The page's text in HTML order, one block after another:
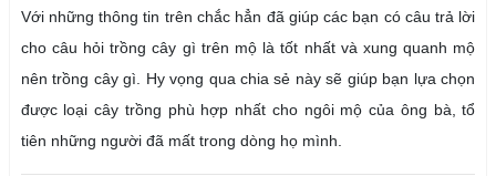
Với những thông tin trên chắc hẳn đã giúp các bạn có câu trả lời
cho câu hỏi trồng cây gì trên mộ là tốt nhất và xung quanh mộ
nên trồng cây gì. Hy vọng qua chia sẻ này sẽ giúp bạn lựa chọn
được loại cây trồng phù hợp nhất cho ngôi mộ của ông bà, tổ
tiên những người đã mất trong dòng họ mình.